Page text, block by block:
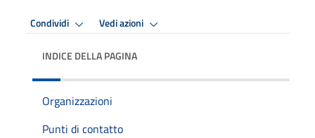
Condividi Vedi azioni
INDICE DELLA PAGINA
Organizzazioni
Punti di contatto